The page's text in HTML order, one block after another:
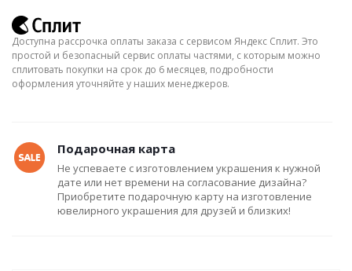
Доступна рассрочка оплаты заказа с сервисом Яндекс Сплит. Это
простой и безопасный сервис оплаты частями, с которым можно
сплитовать покупки на срок до 6 месяцев, подробности
оформления уточняйте у наших менеджеров.
Подарочная карта
Не успеваете с изготовлением украшения к нужной
дате или нет времени на согласование дизайна?
Приобретите подарочную карту на изготовление
ювелирного украшения для друзей и близких!